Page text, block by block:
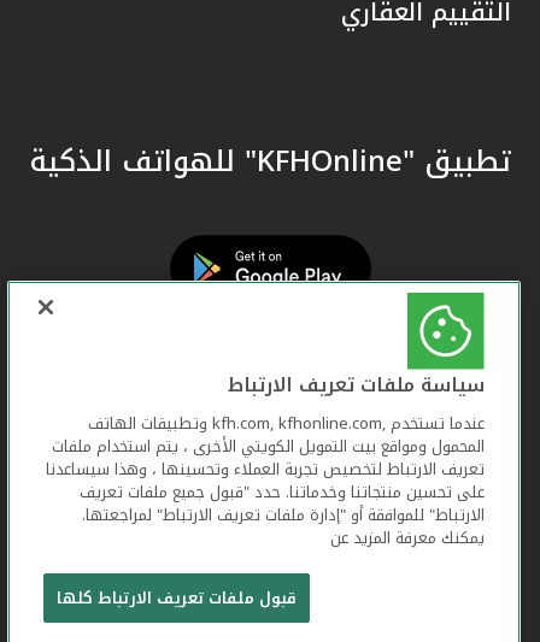
التقييم العقاري
تطبيق "KFHOnline" للهواتف الذكية
بيت التمويل الكويتي جميع الحقوق محفوظة © 2026
سياسة ملفات تعريف الارتباط
عندما تستخدم ,kfh.com, kfhonline.com وتطبيقات الهاتف
المحمول ومواقع بيت التمويل الكويتي الأخرى ، يتم استخدام ملفات
تعريف الارتباط لتخصيص تجربة العملاء وتحسينها ، وهذا سيساعدنا
على تحسين منتجاتنا وخدماتنا. حدد "قبول جميع ملفات تعريف
الارتباط" للموافقة أو "إدارة ملفات تعريف الارتباط" لمراجعتها.
يمكنك معرفة المزيد عن
قبول ملفات تعريف الارتباط كلها